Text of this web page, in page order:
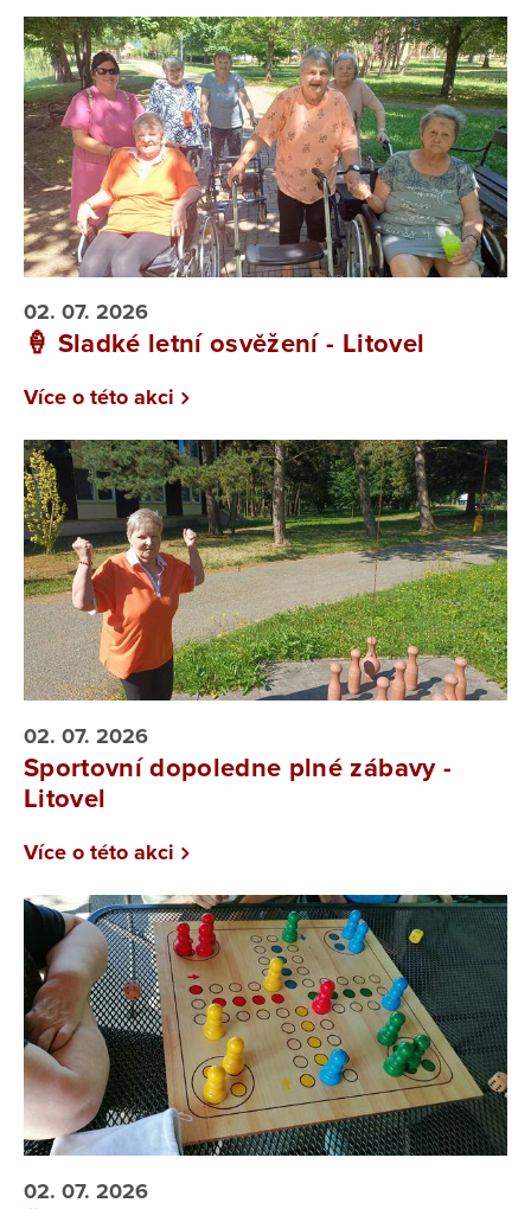
02. 07. 2026
🍦 Sladké letní osvěžení - Litovel
Více o této akci
02. 07. 2026
Sportovní dopoledne plné zábavy -
Litovel
Více o této akci
02. 07. 2026